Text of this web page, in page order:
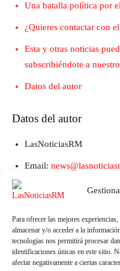
Para ofrecer las mejores
almacenar y/o acceder a la
tecnologías nos permitirá procesar
identificaciones únicas en este sitio.
afectar negativamente a ciertas
Una batalla política por
¿Quieres contactar con
Esta y otras noticias
subscribiéndote a
Datos del autor
Datos del autor
LasNoticiasRM
Email:
Teléfono y Whatsapp: